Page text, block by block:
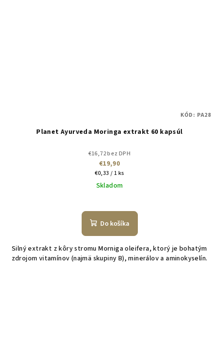
Planet Ayurveda Moringa extrakt 60 kapsúl
€16,72 bez DPH
€19,90
Jednotková
cena:
€0,33 / 1 ks
Skladom
Do košíka
Silný extrakt z kôry stromu Morniga oleifera, ktorý je bohatým
zdrojom vitamínov (najmä skupiny B), minerálov a aminokyselín.
KÓD: PA28